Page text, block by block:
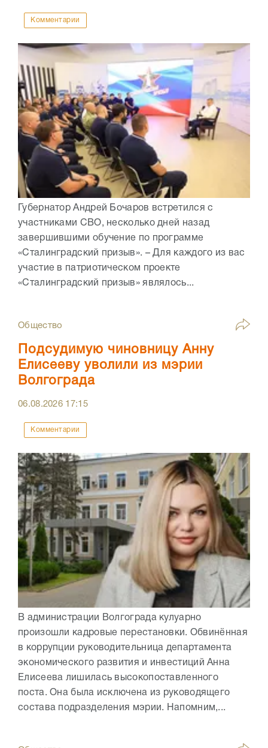
Комментарии
Губернатор Андрей Бочаров встретился с
участниками СВО, несколько дней назад
завершившими обучение по программе
«Сталинградский призыв». – Для каждого из вас
участие в патриотическом проекте
«Сталинградский призыв» являлось...
Общество
Подсудимую чиновницу Анну
Елисееву уволили из мэрии
Волгограда
06.08.2026 17:15
Комментарии
В администрации Волгограда кулуарно
произошли кадровые перестановки. Обвинённая
в коррупции руководительница департамента
экономического развития и инвестиций Анна
Елисеева лишилась высокопоставленного
поста. Она была исключена из руководящего
состава подразделения мэрии. Напомним,...